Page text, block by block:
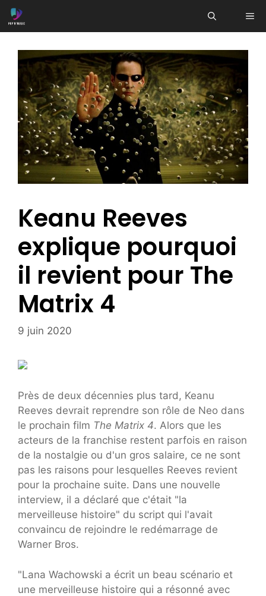
Aller
au
Keanu Reeves
explique pourquoi
il revient pour The
Matrix 4
9 juin 2020
Près de deux décennies plus tard, Keanu
Reeves devrait reprendre son rôle de Neo dans
le prochain film The Matrix 4. Alors que les
acteurs de la franchise restent parfois en raison
de la nostalgie ou d'un gros salaire, ce ne sont
pas les raisons pour lesquelles Reeves revient
pour la prochaine suite. Dans une nouvelle
interview, il a déclaré que c'était "la
merveilleuse histoire" du script qui l'avait
convaincu de rejoindre le redémarrage de
Warner Bros.
"Lana Wachowski a écrit un beau scénario et
une merveilleuse histoire qui a résonné avec